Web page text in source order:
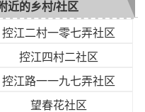
近的乡村/社区
控江二村一零七弄社区
控江四村二社区
控江路一一九七弄社区
望春花社区